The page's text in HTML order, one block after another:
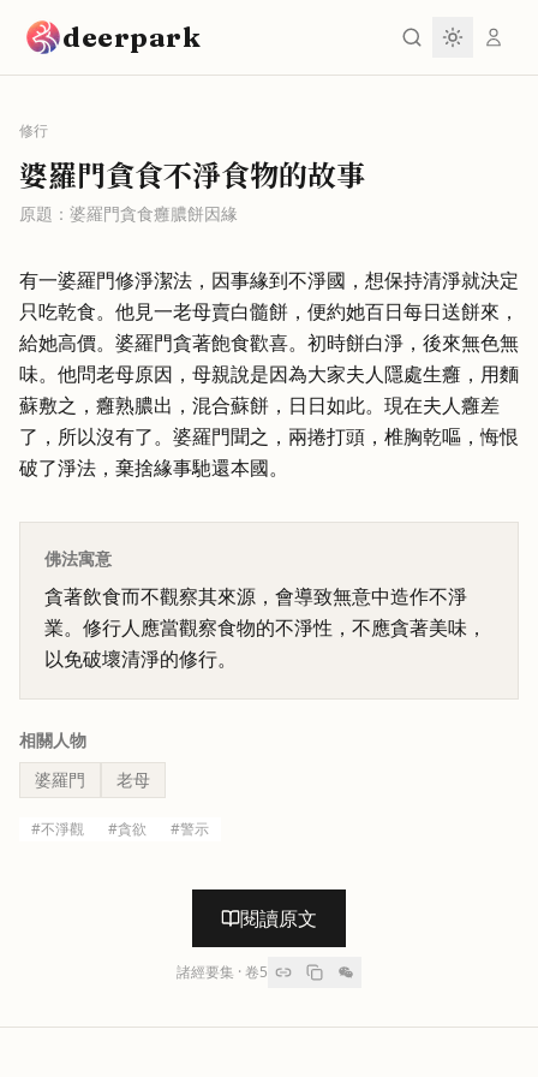
deerpark
修行
婆羅門貪食不淨食物的故事
原題： 婆羅門貪食癰膿餅因緣
有一婆羅門修淨潔法，因事緣到不淨國，想保持清淨就決定
只吃乾食。他見一老母賣白髓餅，便約她百日每日送餅來，
給她高價。婆羅門貪著飽食歡喜。初時餅白淨，後來無色無
味。他問老母原因，母親說是因為大家夫人隱處生癰，用麵
蘇敷之，癰熟膿出，混合蘇餅，日日如此。現在夫人癰差
了，所以沒有了。婆羅門聞之，兩捲打頭，椎胸乾嘔，悔恨
破了淨法，棄捨緣事馳還本國。
佛法寓意
貪著飲食而不觀察其來源，會導致無意中造作不淨
業。修行人應當觀察食物的不淨性，不應貪著美味，
以免破壞清淨的修行。
相關人物
婆羅門
老母
#不淨觀 #貪欲 #警示
閱讀原文
諸經要集 · 卷5